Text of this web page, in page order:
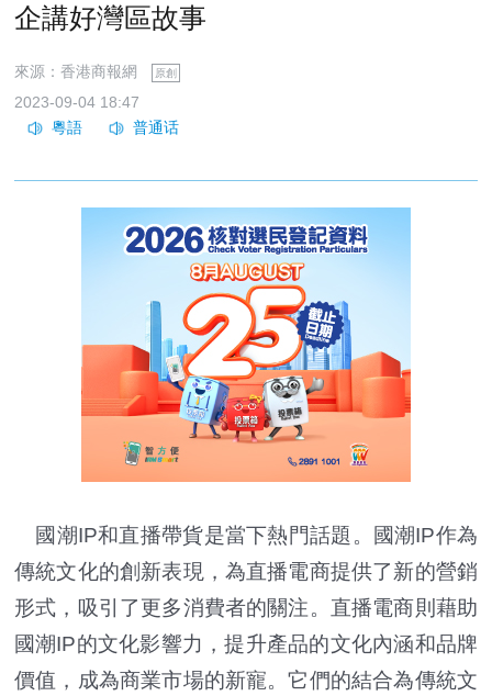
企講好灣區故事
來源：香港商報網 原創
2023-09-04 18:47
國潮IP和直播帶貨是當下熱門話題。國潮IP作為
傳統文化的創新表現，為直播電商提供了新的營銷
形式，吸引了更多消費者的關注。直播電商則藉助
國潮IP的文化影響力，提升產品的文化內涵和品牌
價值，成為商業市場的新寵。它們的結合為傳統文